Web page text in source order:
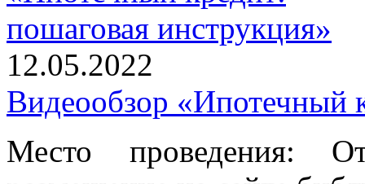
12.05.2022
Видеообзор «Ипотечный
Место проведения: